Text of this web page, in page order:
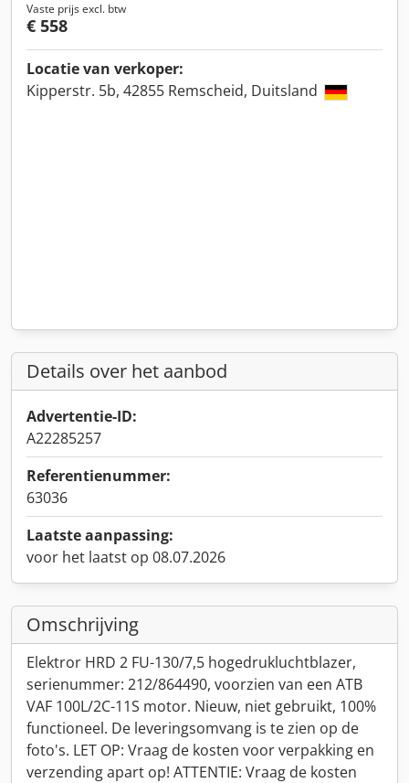
Vaste prijs excl. btw
€ 558
Locatie van verkoper:
Kipperstr. 5b, 42855 Remscheid, Duitsland
Details over het aanbod
Advertentie-ID:
A22285257
Referentienummer:
63036
Laatste aanpassing:
voor het laatst op 08.07.2026
Omschrijving
Elektror HRD 2 FU-130/7,5 hogedrukluchtblazer,
serienummer: 212/864490, voorzien van een ATB
VAF 100L/2C-11S motor. Nieuw, niet gebruikt, 100%
functioneel. De leveringsomvang is te zien op de
foto's. LET OP: Vraag de kosten voor verpakking en
verzending apart op! ATTENTIE: Vraag de kosten